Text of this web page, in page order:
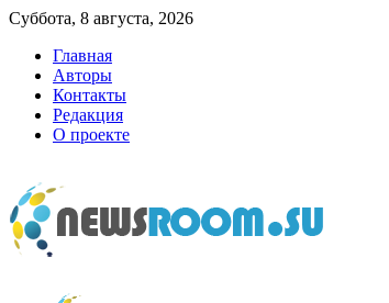
Суббота, 8 августа, 2026
Главная
Авторы
Контакты
Редакция
О проекте
newsroom.su
Новости о новостях